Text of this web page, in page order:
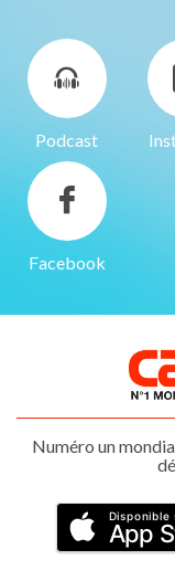
Podcast
Facebook
Numéro un
Disponible
App